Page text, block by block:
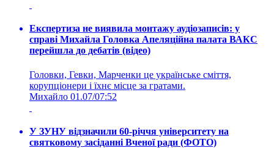
Експертиза не виявила монтажу аудіозаписів: у
справі Михайла Головка Апеляційна палата ВАКС
перейшла до дебатів (відео)
Головки, Гевки, Марченки це українське сміття,
корупціонери і їхнє місце за гратами.
Михайло 01.07/07:52
У ЗУНУ відзначили 60-річчя університету на
святковому засіданні Вченої ради (ФОТО)